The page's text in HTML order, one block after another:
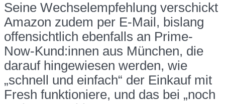
Seine Wechselempfehlung verschickt
Amazon zudem per E-Mail, bislang
offensichtlich ebenfalls an Prime-
Now-Kund:innen aus München, die
darauf hingewiesen werden, wie
„schnell und einfach“ der Einkauf mit
Fresh funktioniere, und das bei „noch